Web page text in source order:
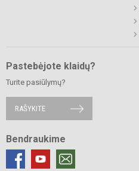
Pastebėjote klaidų?
Turite pasiūlymų?
RAŠYKITE
Bendraukime